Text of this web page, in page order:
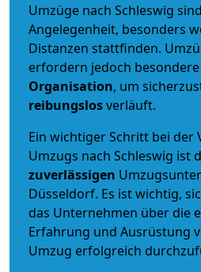
Umzüge nach Schleswig
Angelegenheit, besonders
Distanzen stattfinden.
erfordern jedoch besondere
Organisation, um
reibungslosverläuft.
Ein wichtiger Schritt bei der
Umzugs nach Schleswig ist
zuverlässigen
Düsseldorf. Es ist wichtig,
das Unternehmen über die
Erfahrung und Ausrüstung
Umzug erfolgreich